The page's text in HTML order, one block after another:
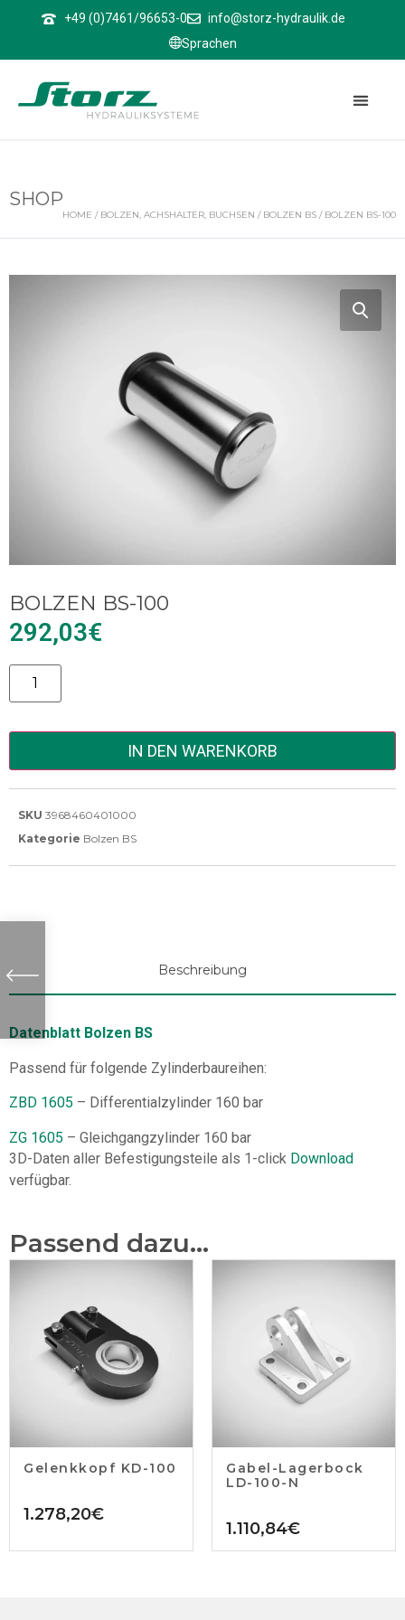
+49 (0)7461/96653-0
info@storz-hydraulik.de
Sprachen
SHOP
HOME / BOLZEN, ACHSHALTER, BUCHSEN / BOLZEN BS / BOLZEN BS-100
BOLZEN BS-100
292,03€
Alternative:
IN DEN WARENKORB
SKU 3968460401000
Kategorie Bolzen BS
Beschreibung
Datenblatt Bolzen BS
Passend für folgende Zylinderbaureihen:
ZBD 1605 – Differentialzylinder 160 bar
ZG 1605 – Gleichgangzylinder 160 bar
3D-Daten aller Befestigungsteile als 1-click Download
verfügbar.
Passend dazu...
Gelenkkopf KD-100
1.278,20€
Gabel-Lagerbock
LD-100-N
1.110,84€